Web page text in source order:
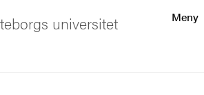
Meny
universitet